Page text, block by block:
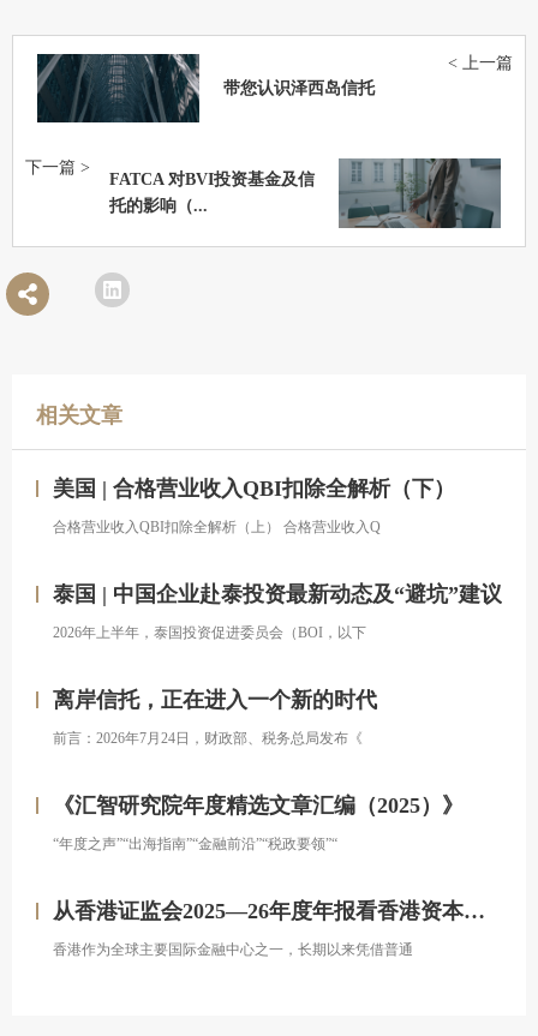
带您认识泽西岛信托
< 上一篇
FATCA 对BVI投资基金及信
托的影响（...
下一篇 >
相关文章
美国 | 合格营业收入QBI扣除全解析（下）
合格营业收入QBI扣除全解析（上） 合格营业收入Q
泰国 | 中国企业赴泰投资最新动态及“避坑”建议
2026年上半年，泰国投资促进委员会（BOI，以下
离岸信托，正在进入一个新的时代
前言：2026年7月24日，财政部、税务总局发布《
《汇智研究院年度精选文章汇编（2025）》
“年度之声”“出海指南”“金融前沿”“税政要领”“
从香港证监会2025—26年度年报看香港资本市场发展的新方向
香港作为全球主要国际金融中心之一，长期以来凭借普通